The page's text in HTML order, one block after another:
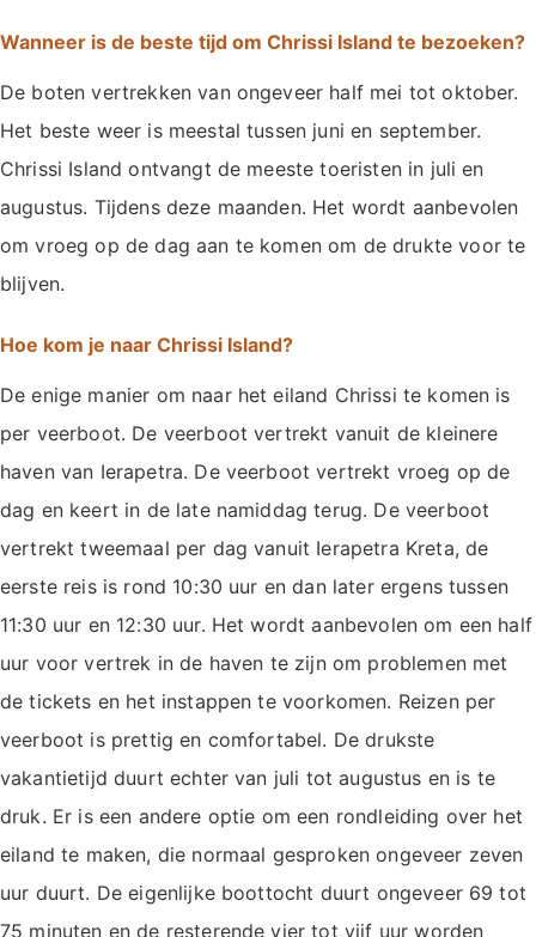
Wanneer is de beste tijd om Chrissi Island te bezoeken?
De boten vertrekken van ongeveer half mei tot oktober.
Het beste weer is meestal tussen juni en september.
Chrissi Island ontvangt de meeste toeristen in juli en
augustus. Tijdens deze maanden. Het wordt aanbevolen
om vroeg op de dag aan te komen om de drukte voor te
blijven.
Hoe kom je naar Chrissi Island?
De enige manier om naar het eiland Chrissi te komen is
per veerboot. De veerboot vertrekt vanuit de kleinere
haven van Ierapetra. De veerboot vertrekt vroeg op de
dag en keert in de late namiddag terug. De veerboot
vertrekt tweemaal per dag vanuit Ierapetra Kreta, de
eerste reis is rond 10:30 uur en dan later ergens tussen
11:30 uur en 12:30 uur. Het wordt aanbevolen om een half
uur voor vertrek in de haven te zijn om problemen met
de tickets en het instappen te voorkomen. Reizen per
veerboot is prettig en comfortabel. De drukste
vakantietijd duurt echter van juli tot augustus en is te
druk. Er is een andere optie om een rondleiding over het
eiland te maken, die normaal gesproken ongeveer zeven
uur duurt. De eigenlijke boottocht duurt ongeveer 69 tot
75 minuten en de resterende vier tot vijf uur worden